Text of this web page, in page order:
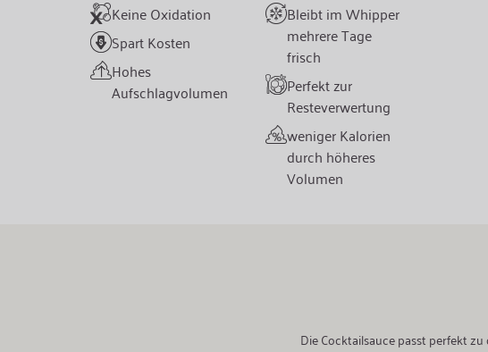
Keine Oxidation
Spart Kosten
Hohes
Aufschlagvolumen
Bleibt im Whipper
mehrere Tage
frisch
Perfekt zur
Resteverwertung
weniger Kalorien
durch höheres
Volumen
Die Cocktailsauce passt perfekt